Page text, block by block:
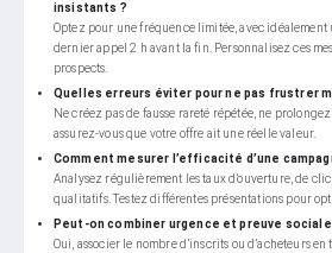
insistants ?
Optez pour une fréquence limitée, avec
dernier appel 2 h avant la fin. Personnalisez ces
prospects.
Quelles erreurs éviter pour ne pas frustrer
Ne créez pas de fausse rareté répétée, ne
assurez-vous que votre offre ait une réelle valeur.
Comment mesurer l’efficacité d’une
Analysez régulièrement les taux d’ouverture, de
qualitatifs. Testez différentes présentations pour
Peut-on combiner urgence et preuve sociale
Oui, associer le nombre d’inscrits ou d’acheteurs